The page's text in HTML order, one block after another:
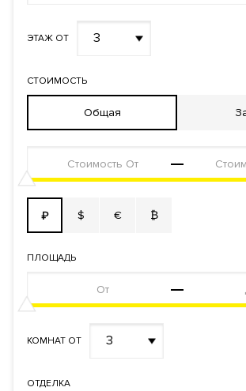
ЭТАЖ ОТ 3
СТОИМОСТЬ
Общая
₽ $ € ₿
ПЛОЩАДЬ
КОМНАТ ОТ 3
ОТДЕЛКА